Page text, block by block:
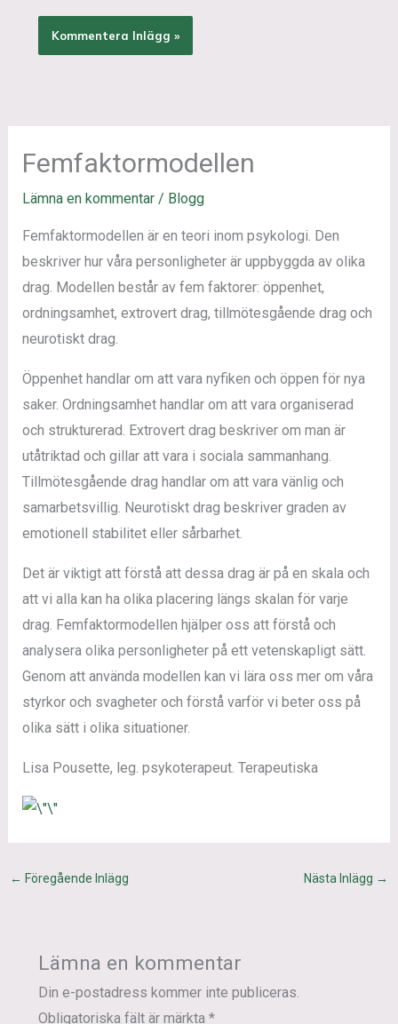
Femfaktormodellen
Lämna en kommentar / Blogg
Femfaktormodellen är en teori inom psykologi. Den
beskriver hur våra personligheter är uppbyggda av olika
drag. Modellen består av fem faktorer: öppenhet,
ordningsamhet, extrovert drag, tillmötesgående drag och
neurotiskt drag.
Öppenhet handlar om att vara nyfiken och öppen för nya
saker. Ordningsamhet handlar om att vara organiserad
och strukturerad. Extrovert drag beskriver om man är
utåtriktad och gillar att vara i sociala sammanhang.
Tillmötesgående drag handlar om att vara vänlig och
samarbetsvillig. Neurotiskt drag beskriver graden av
emotionell stabilitet eller sårbarhet.
Det är viktigt att förstå att dessa drag är på en skala och
att vi alla kan ha olika placering längs skalan för varje
drag. Femfaktormodellen hjälper oss att förstå och
analysera olika personligheter på ett vetenskapligt sätt.
Genom att använda modellen kan vi lära oss mer om våra
styrkor och svagheter och förstå varför vi beter oss på
olika sätt i olika situationer.
Lisa Pousette, leg. psykoterapeut. Terapeutiska
← Föregående Inlägg Nästa Inlägg →
Lämna en kommentar
Din e-postadress kommer inte publiceras.
Obligatoriska fält är märkta *